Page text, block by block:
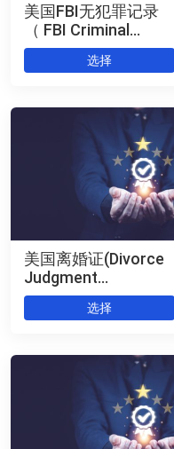
美国FBI无犯罪记录
（ FBI Criminal
Record Check
Authentication） 公
选择
美国离婚证(Divorce
Judgment
Authentication) 公证
+海牙认证选择